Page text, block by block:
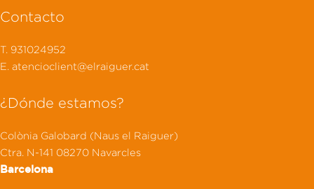
Contacto
T. 931024952
E. atencioclient@elraiguer.cat
¿Dónde estamos?
Colònia Galobard (Naus el Raiguer)
Ctra. N-141 08270 Navarcles
Barcelona